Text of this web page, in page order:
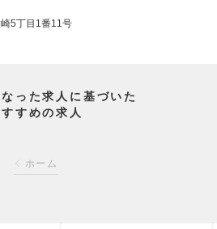
5丁目1番11号
った求人に基づいた
すめの求人
ホーム